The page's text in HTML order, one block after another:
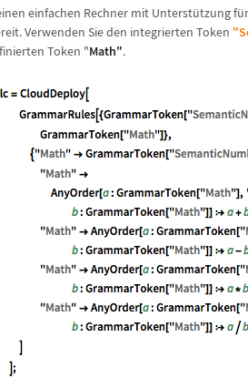
einfachen Rechner mit Unterstützung fü
Verwenden Sie den integrierten Token
Token "Math".